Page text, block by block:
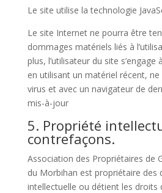
Le site utilise la technologie
Le site Internet ne pourra être
dommages matériels liés à
plus, l’utilisateur du site s’engage
en utilisant un matériel récent,
virus et avec un navigateur de
mis-à-jour
5. Propriété
contrefaçons.
Association des Propriétaires de
du Morbihan est propriétaire des
intellectuelle ou détient les droits